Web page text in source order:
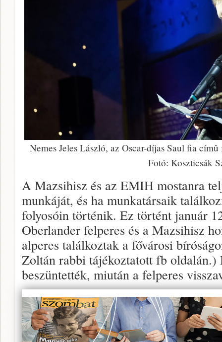
Nemes Jeles László, az Oscar-díjas Saul fia
Fotó: Koszticsák
A Mazsihisz és az EMIH mostanra
munkáját, és ha munkatársaik
folyosóin történik. Ez történt január
Oberlander felperes és a Mazsihisz
alperes találkoztak a fővárosi
Zoltán rabbi tájékoztatott fb
beszüntették, miután a felperes